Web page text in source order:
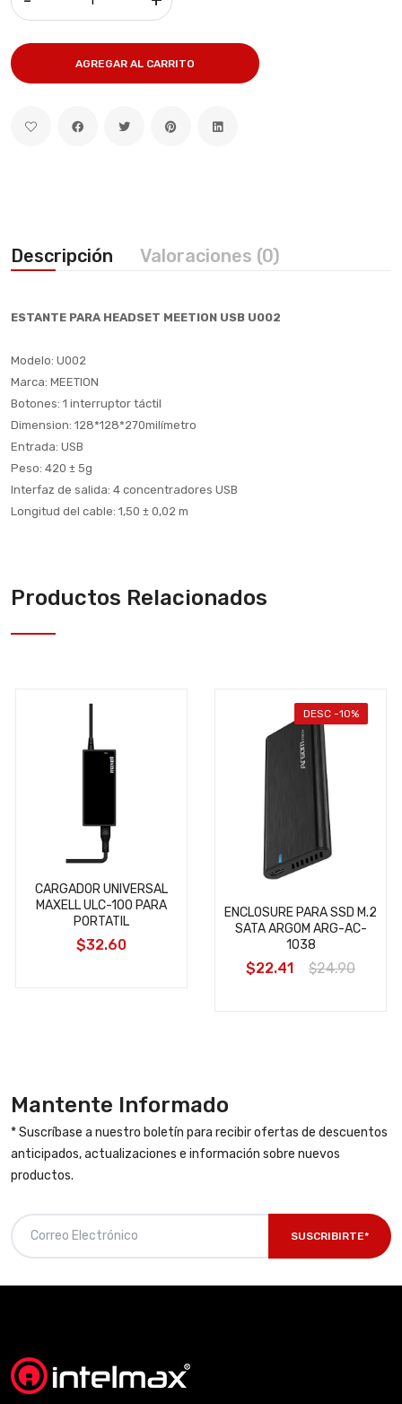
AGREGAR AL CARRITO
Descripción Valoraciones (0)
ESTANTE PARA HEADSET MEETION USB U002
Modelo: U002
Marca: MEETION
Botones: 1 interruptor táctil
Dimension: 128*128*270milímetro
Entrada: USB
Peso: 420 ± 5g
Interfaz de salida: 4 concentradores USB
Longitud del cable: 1,50 ± 0,02 m
Productos Relacionados
CARGADOR UNIVERSAL
MAXELL ULC-100 PARA
PORTATIL
$32.60
DESC -10%
ENCLOSURE PARA SSD M.2
SATA ARGOM ARG-AC-
1038
$22.41 $24.90
Mantente Informado
* Suscríbase a nuestro boletín para recibir ofertas de descuentos
anticipados, actualizaciones e información sobre nuevos
productos.
SUSCRIBIRTE*